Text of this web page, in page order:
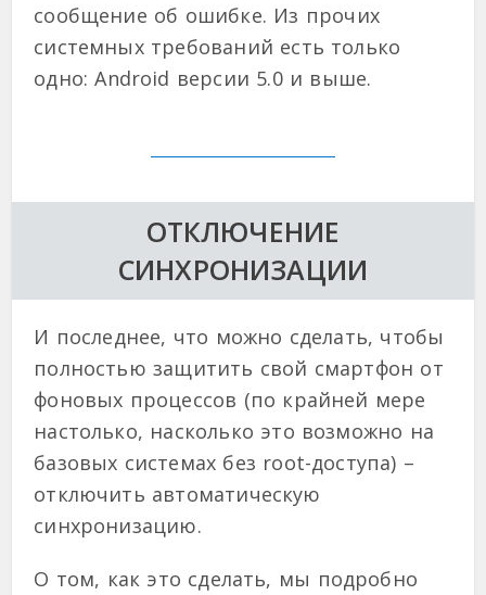
сообщение об ошибке. Из прочих
системных требований есть только
одно: Android версии 5.0 и выше.
ОТКЛЮЧЕНИЕ
СИНХРОНИЗАЦИИ
И последнее, что можно сделать, чтобы
полностью защитить свой смартфон от
фоновых процессов (по крайней мере
настолько, насколько это возможно на
базовых системах без root-доступа) –
отключить автоматическую
синхронизацию.
О том, как это сделать, мы подробно